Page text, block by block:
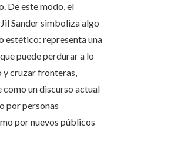
De este modo, el
Sander simboliza algo
estético: representa una
puede perdurar a lo
y cruzar fronteras,
un discurso actual
por personas
por nuevos públicos